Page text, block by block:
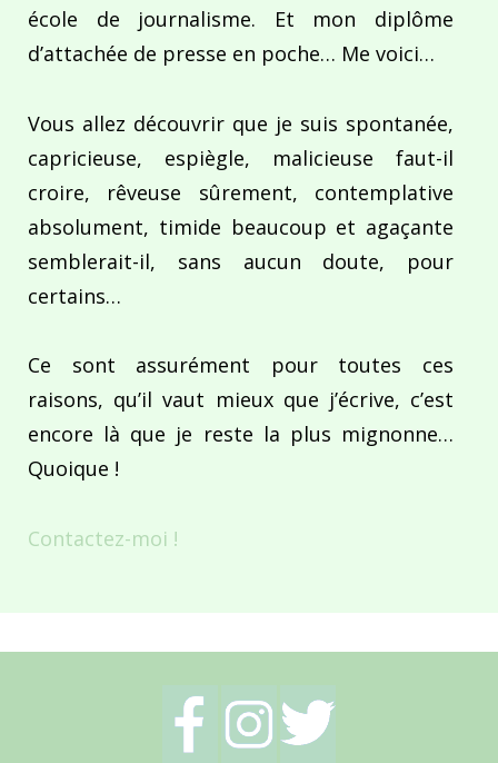
école de journalisme. Et mon diplôme
d’attachée de presse en poche… Me voici…
Vous allez découvrir que je suis spontanée,
capricieuse, espiègle, malicieuse faut-il
croire, rêveuse sûrement, contemplative
absolument, timide beaucoup et agaçante
semblerait-il, sans aucun doute, pour
certains…
Ce sont assurément pour toutes ces
raisons, qu’il vaut mieux que j’écrive, c’est
encore là que je reste la plus mignonne…
Quoique !
Contactez-moi !